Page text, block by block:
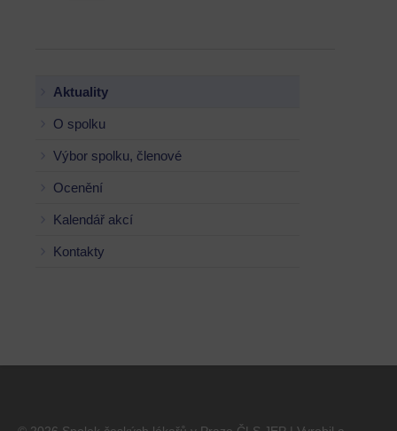
Aktuality
O spolku
Výbor spolku, členové
Ocenění
Kalendář akcí
Kontakty